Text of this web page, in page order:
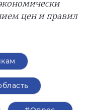
цен и правил